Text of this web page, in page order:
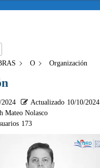
O Organización
2024 Actualizado 10/10/2024
Mateo Nolasco
173